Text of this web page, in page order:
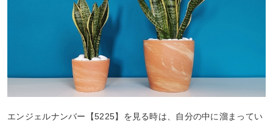
エンジェルナンバー【5225】を見る時は、自分の中に溜まってい